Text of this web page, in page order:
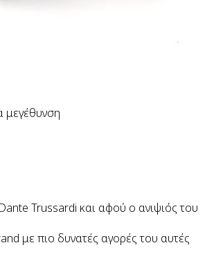
μεγέθυνση
Trussardi και αφού ο ανιψιός του
με πιο δυνατές αγορές του αυτές